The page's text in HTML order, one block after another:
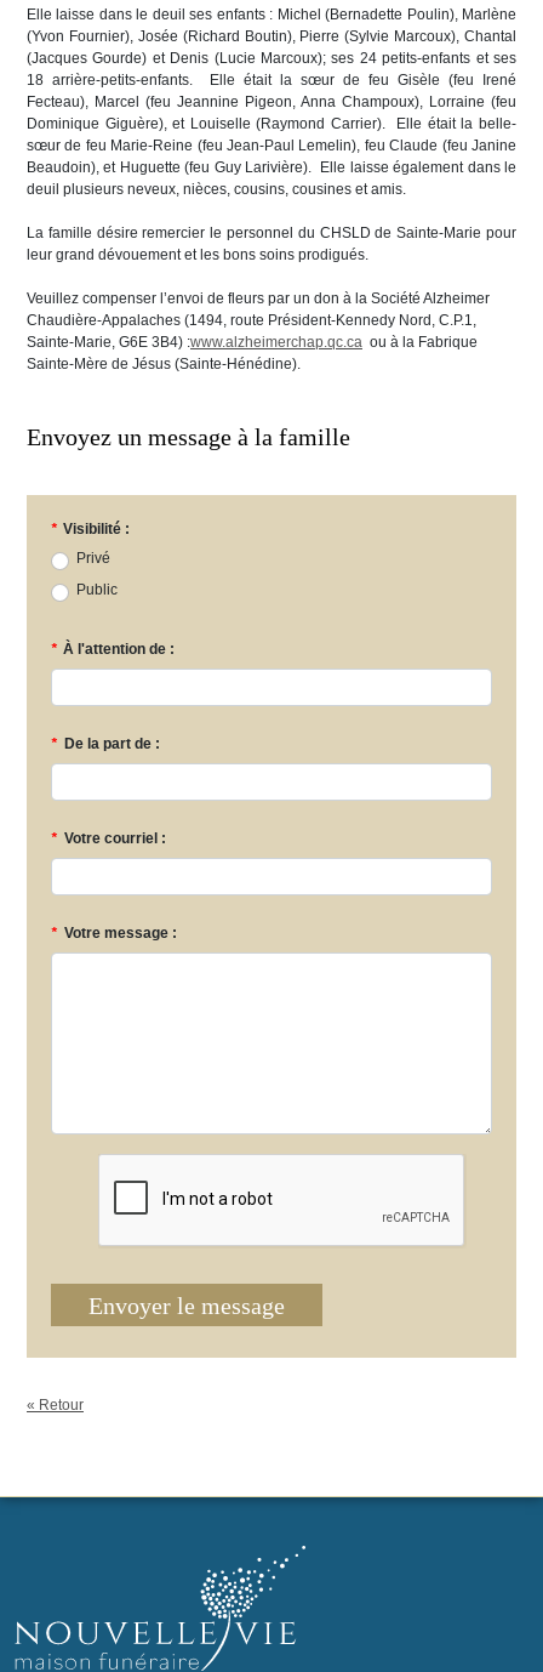
Elle laisse dans le deuil ses enfants : Michel (Bernadette Poulin), Marlène
(Yvon Fournier), Josée (Richard Boutin), Pierre (Sylvie Marcoux), Chantal
(Jacques Gourde) et Denis (Lucie Marcoux); ses 24 petits-enfants et ses
18 arrière-petits-enfants. Elle était la sœur de feu Gisèle (feu Irené
Fecteau), Marcel (feu Jeannine Pigeon, Anna Champoux), Lorraine (feu
Dominique Giguère), et Louiselle (Raymond Carrier). Elle était la belle-
sœur de feu Marie-Reine (feu Jean-Paul Lemelin), feu Claude (feu Janine
Beaudoin), et Huguette (feu Guy Larivière). Elle laisse également dans le
deuil plusieurs neveux, nièces, cousins, cousines et amis.
La famille désire remercier le personnel du CHSLD de Sainte-Marie pour
leur grand dévouement et les bons soins prodigués.
Veuillez compenser l’envoi de fleurs par un don à la Société Alzheimer
Chaudière-Appalaches (1494, route Président-Kennedy Nord, C.P.1,
Sainte-Marie, G6E 3B4) :www.alzheimerchap.qc.ca ou à la Fabrique
Sainte-Mère de Jésus (Sainte-Hénédine).
Envoyez un message à la famille
* Visibilité :
Privé
Public
* À l'attention de :
* De la part de :
* Votre courriel :
* Votre message :
Envoyer le message
« Retour